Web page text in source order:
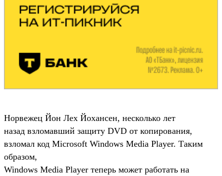
Норвежец Йон Лех Йохансен, несколько лет
назад взломавший защиту DVD от копирования,
взломал код Microsoft Windows Media Player. Таким
образом,
Windows Media Player теперь может работать на